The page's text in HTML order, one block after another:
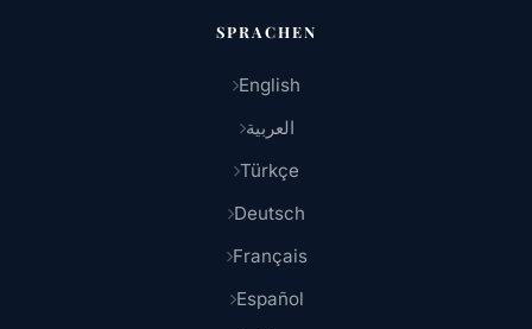
SPRACHEN
English
العربية
Türkçe
Deutsch
Français
Español